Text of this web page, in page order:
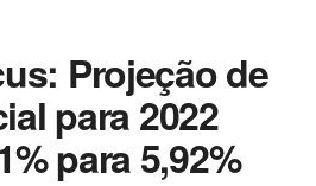
Projeção de
para 2022
para 5,92%